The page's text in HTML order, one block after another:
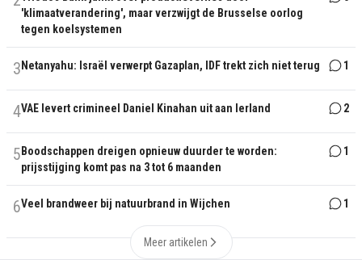
'klimaatverandering', maar verzwijgt de Brusselse oorlog
tegen koelsystemen
3 Netanyahu: Israël verwerpt Gazaplan, IDF trekt zich niet terug 1
4VAE levert crimineel Daniel Kinahan uit aan Ierland 2
5 Boodschappen dreigen opnieuw duurder te worden:
prijsstijging komt pas na 3 tot 6 maanden
1
6Veel brandweer bij natuurbrand in Wijchen 1
Meer artikelen